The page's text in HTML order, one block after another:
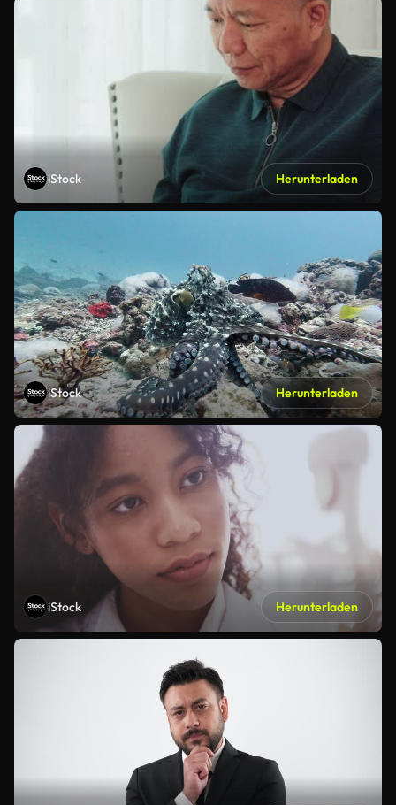
iStock Herunterladen
iStock Herunterladen
iStock Herunterladen